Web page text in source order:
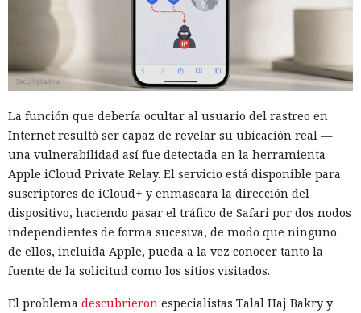
La función que debería ocultar al usuario del rastreo en
Internet resultó ser capaz de revelar su ubicación real —
una vulnerabilidad así fue detectada en la herramienta
Apple iCloud Private Relay. El servicio está disponible para
suscriptores de iCloud+ y enmascara la dirección del
dispositivo, haciendo pasar el tráfico de Safari por dos nodos
independientes de forma sucesiva, de modo que ninguno
de ellos, incluida Apple, pueda a la vez conocer tanto la
fuente de la solicitud como los sitios visitados.
El problema descubrieron especialistas Talal Haj Bakry y
Una prueba de inteligencia
artificial se convirtió en un